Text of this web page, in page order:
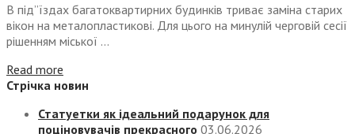
В під”їздах багатоквартирних будинків триває заміна старих
вікон на металопластикові. Для цього на минулій черговій сесії
рішенням міської ...
Read more
Стрічка новин
Статуетки як ідеальний подарунок для
поціновувачів прекрасного 03.06.2026